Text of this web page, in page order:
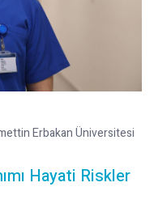
Erbakan Üniversitesi
Hayati Riskler